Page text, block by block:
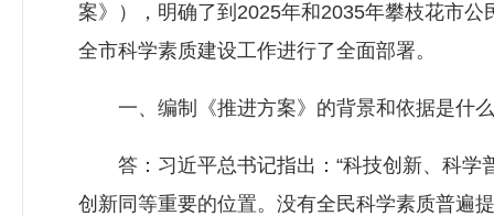
案》），明确了到2025年和2035年攀枝花市
全市科学素质建设工作进行了全面部署。
一、编制《推进方案》的背景和依据是什
答：习近平总书记指出：“科技创新、科学
创新同等重要的位置。没有全民科学素质普遍